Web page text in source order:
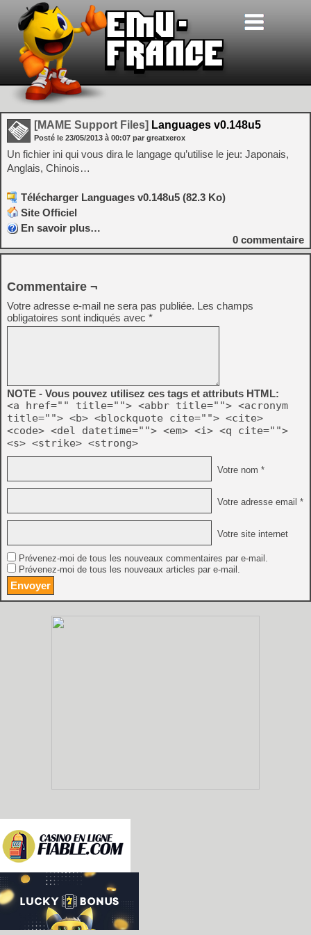
[MAME Support Files] Languages v0.148u5
Posté le 23/05/2013 à 00:07 par greatxerox
Un fichier ini qui vous dira le langage qu’utilise le jeu: Japonais,
Anglais, Chinois…
Télécharger Languages v0.148u5 (82.3 Ko)
Site Officiel
En savoir plus…
0 commentaire
Commentaire ¬
Votre adresse e-mail ne sera pas publiée. Les champs
obligatoires sont indiqués avec *
NOTE - Vous pouvez utilisez ces tags et attributs HTML:
<a href="" title=""> <abbr title=""> <acronym
title=""> <b> <blockquote cite=""> <cite>
<code> <del datetime=""> <em> <i> <q cite="">
<s> <strike> <strong>
Votre nom *
Votre adresse email *
Votre site internet
Prévenez-moi de tous les nouveaux commentaires par e-mail.
Prévenez-moi de tous les nouveaux articles par e-mail.